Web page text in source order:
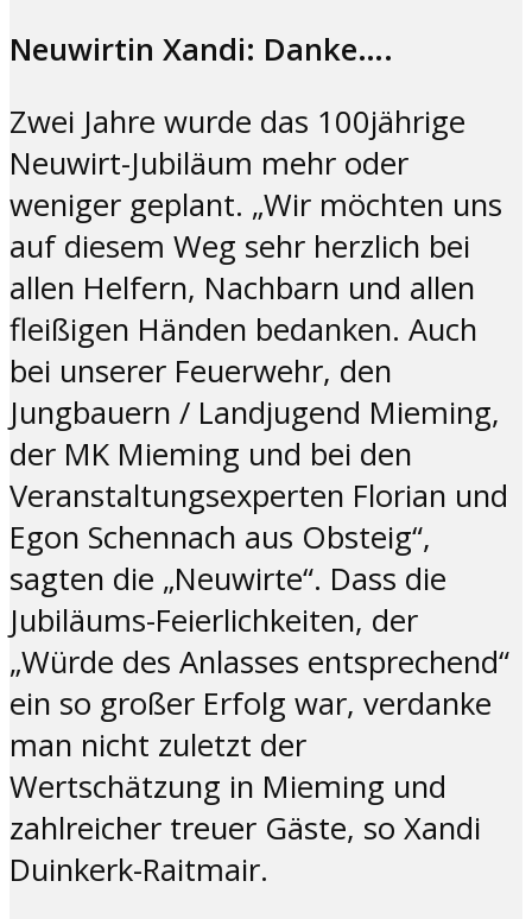
Neuwirtin Xandi: Danke….
Zwei Jahre wurde das 100jährige
Neuwirt-Jubiläum mehr oder
weniger geplant. „Wir möchten uns
auf diesem Weg sehr herzlich bei
allen Helfern, Nachbarn und allen
fleißigen Händen bedanken. Auch
bei unserer Feuerwehr, den
Jungbauern / Landjugend Mieming,
der MK Mieming und bei den
Veranstaltungsexperten Florian und
Egon Schennach aus Obsteig“,
sagten die „Neuwirte“. Dass die
Jubiläums-Feierlichkeiten, der
„Würde des Anlasses entsprechend“
ein so großer Erfolg war, verdanke
man nicht zuletzt der
Wertschätzung in Mieming und
zahlreicher treuer Gäste, so Xandi
Duinkerk-Raitmair.